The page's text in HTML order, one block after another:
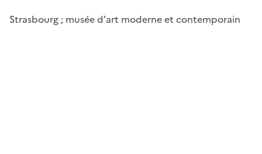
Strasbourg ; musée d'art moderne et contemporain